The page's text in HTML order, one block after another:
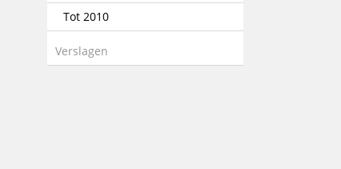
Tot 2010
Verslagen